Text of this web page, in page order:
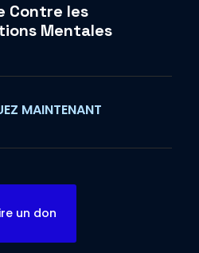
Contre les
Mentales
MAINTENANT
un don